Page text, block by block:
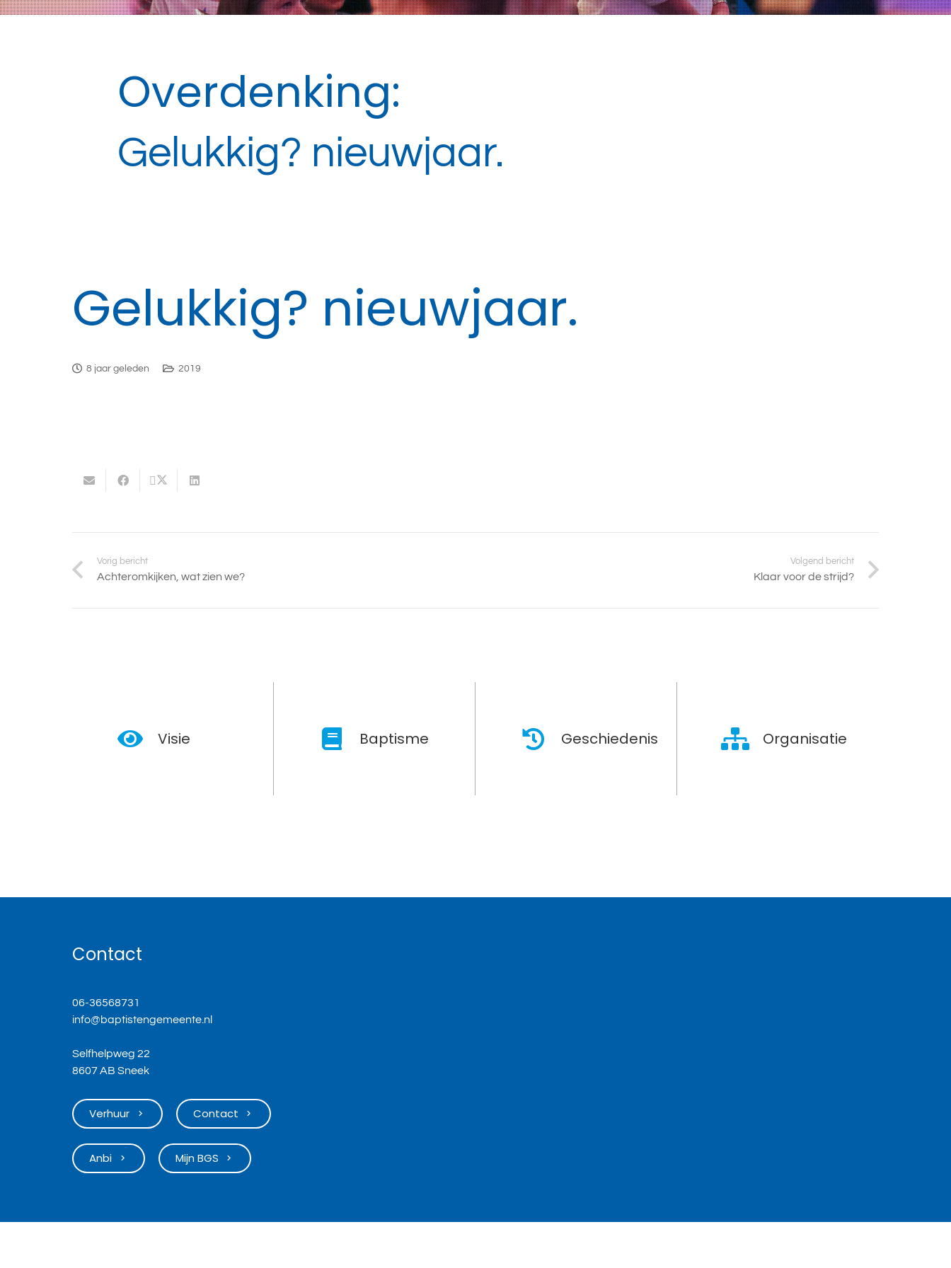
Overdenking:
Gelukkig? nieuwjaar.
Gelukkig? nieuwjaar.
8 jaar geleden 2019
Vorig bericht
Achteromkijken, wat zien we?
Volgend bericht
Klaar voor de strijd?
Visie Baptisme Geschiedenis Organisatie
Contact
06-36568731
info@baptistengemeente.nl
Selfhelpweg 22
8607 AB Sneek
Verhuur keyboard_arrow_right Contact keyboard_arrow_right
Anbi keyboard_arrow_right Mijn BGS keyboard_arrow_right